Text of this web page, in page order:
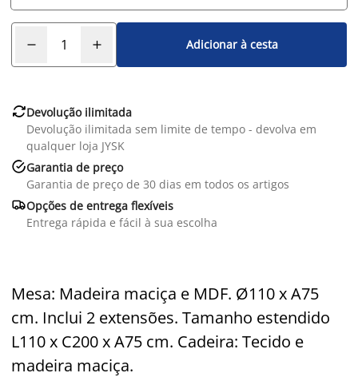
Adicionar à cesta
Devolução ilimitada
Devolução ilimitada sem limite de tempo - devolva em
qualquer loja JYSK
Garantia de preço
Garantia de preço de 30 dias em todos os artigos
Opções de entrega flexíveis
Entrega rápida e fácil à sua escolha
Mesa: Madeira maciça e MDF. Ø110 x A75
cm. Inclui 2 extensões. Tamanho estendido
L110 x C200 x A75 cm. Cadeira: Tecido e
madeira maciça.